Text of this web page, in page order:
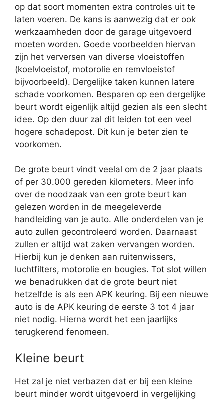
op dat soort momenten extra controles uit te
laten voeren. De kans is aanwezig dat er ook
werkzaamheden door de garage uitgevoerd
moeten worden. Goede voorbeelden hiervan
zijn het verversen van diverse vloeistoffen
(koelvloeistof, motorolie en remvloeistof
bijvoorbeeld). Dergelijke taken kunnen latere
schade voorkomen. Besparen op een dergelijke
beurt wordt eigenlijk altijd gezien als een slecht
idee. Op den duur zal dit leiden tot een veel
hogere schadepost. Dit kun je beter zien te
voorkomen.
De grote beurt vindt veelal om de 2 jaar plaats
of per 30.000 gereden kilometers. Meer info
over de noodzaak van een grote beurt kan
gelezen worden in de meegeleverde
handleiding van je auto. Alle onderdelen van je
auto zullen gecontroleerd worden. Daarnaast
zullen er altijd wat zaken vervangen worden.
Hierbij kun je denken aan ruitenwissers,
luchtfilters, motorolie en bougies. Tot slot willen
we benadrukken dat de grote beurt niet
hetzelfde is als een APK keuring. Bij een nieuwe
auto is de APK keuring de eerste 3 tot 4 jaar
niet nodig. Hierna wordt het een jaarlijks
terugkerend fenomeen.
Kleine beurt
Het zal je niet verbazen dat er bij een kleine
beurt minder wordt uitgevoerd in vergelijking